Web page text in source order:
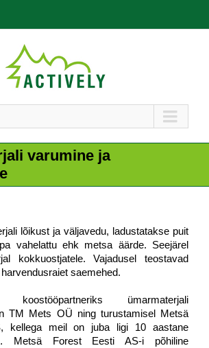
varumine ja
lõikust ja väljavedu, ladustatakse puit
vahelattu ehk metsa äärde. Seejärel
kokkuostjatele. Vajadusel teostavad
saemehed.
ümarmaterjali
TM Mets OÜ ning turustamisel Metsä
kellega meil on juba ligi 10 aastane
Metsä Forest Eesti AS-i põhiline